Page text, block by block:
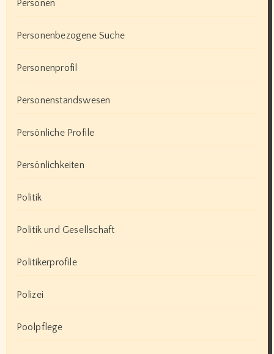
Personen
Personenbezogene Suche
Personenprofil
Personenstandswesen
Persönliche Profile
Persönlichkeiten
Politik
Politik und Gesellschaft
Politikerprofile
Polizei
Poolpflege